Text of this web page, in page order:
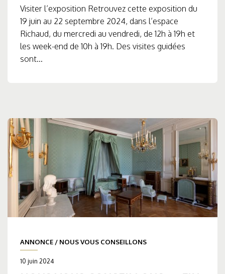
Visiter l’exposition Retrouvez cette exposition du
19 juin au 22 septembre 2024, dans l’espace
Richaud, du mercredi au vendredi, de 12h à 19h et
les week-end de 10h à 19h. Des visites guidées
sont...
ANNONCE / NOUS VOUS CONSEILLONS
10 juin 2024